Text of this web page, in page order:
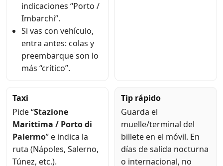
indicaciones “Porto /
Imbarchi”.
Si vas con vehículo,
entra antes: colas y
preembarque son lo
más “crítico”.
Taxi
Pide “Stazione
Marittima / Porto di
Palermo” e indica la
ruta (Nápoles, Salerno,
Túnez, etc.).
Tip rápido
Guarda el
muelle/terminal del
billete en el móvil. En
días de salida nocturna
o internacional, no